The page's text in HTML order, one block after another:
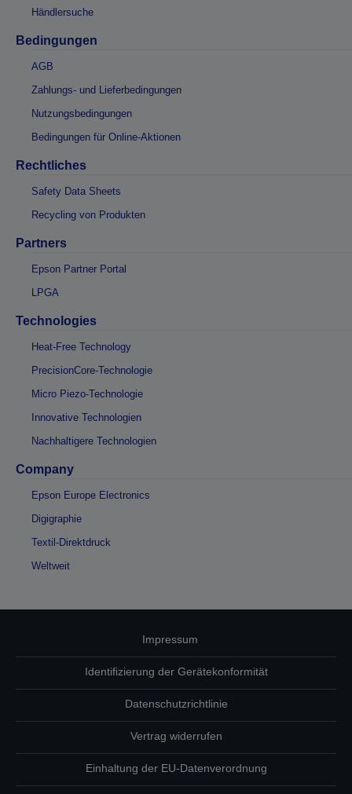
Händlersuche
Bedingungen
AGB
Zahlungs- und Lieferbedingungen
Nutzungsbedingungen
Bedingungen für Online-Aktionen
Rechtliches
Safety Data Sheets
Recycling von Produkten
Partners
Epson Partner Portal
LPGA
Technologies
Heat-Free Technology
PrecisionCore-Technologie
Micro Piezo-Technologie
Innovative Technologien
Nachhaltigere Technologien
Company
Epson Europe Electronics
Digigraphie
Textil-Direktdruck
Weltweit
Impressum
Identifizierung der Gerätekonformität
Datenschutzrichtlinie
Vertrag widerrufen
Einhaltung der EU-Datenverordnung